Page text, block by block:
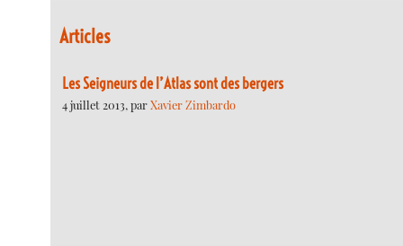
Articles
Les Seigneurs de l’Atlas sont des bergers
4 juillet 2013, parXavier Zimbardo